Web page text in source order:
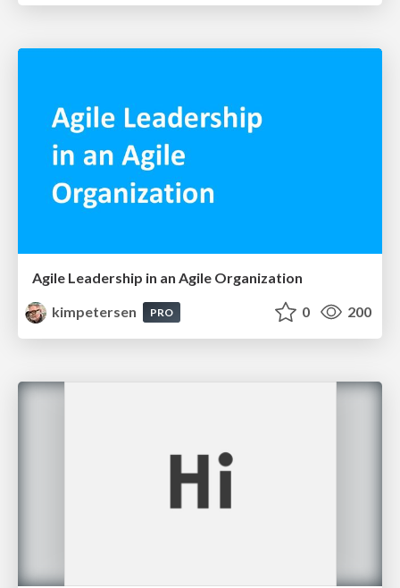
Agile Leadership in an Agile Organization
kimpetersen
PRO 0 200